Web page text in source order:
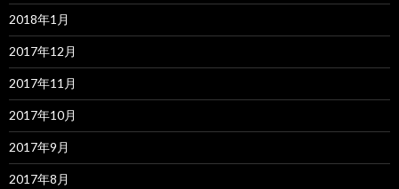
2018年1月
2017年12月
2017年11月
2017年10月
2017年9月
2017年8月